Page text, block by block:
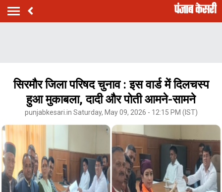
सिरमौर जिला परिषद चुनाव : इस वार्ड में दिलचस्प
हुआ मुकाबला, दादी और पोती आमने-सामने
punjabkesari.in Saturday, May 09, 2026 - 12:15 PM (IST)